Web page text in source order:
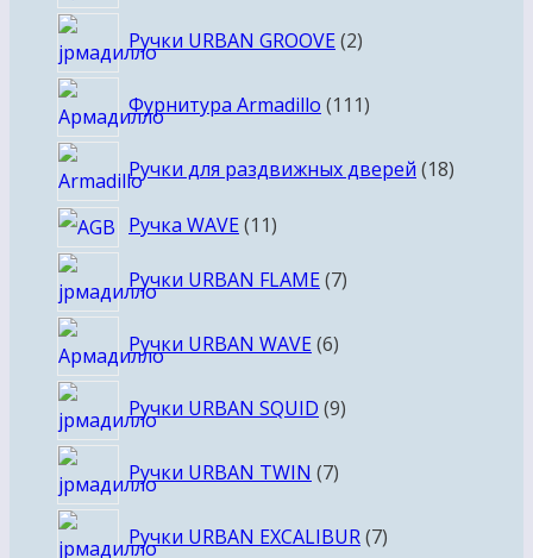
Ручки URBAN GROOVE 22
Фурнитура Armadillo 111111
Ручки для раздвижных дверей 1818
Ручка WAVE 1111
Ручки URBAN FLAME 77
Ручки URBAN WAVE 66
Ручки URBAN SQUID 99
Ручки URBAN TWIN 77
Ручки URBAN EXCALIBUR 77